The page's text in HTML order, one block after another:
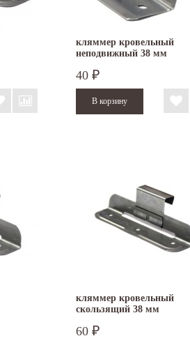
кляммер кровельный
неподвижный 38 мм
40 ₽
кляммер кровельный
скользящий 38 мм
60 ₽